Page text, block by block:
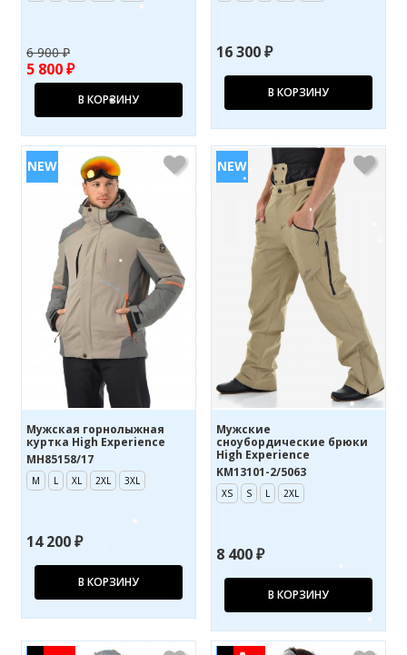
6 900 ₽
5 800 ₽
В КОРЗИНУ
16 300 ₽
В КОРЗИНУ
Мужская горнолыжная
куртка High Experience
MH85158/17
M L XL 2XL 3XL
14 200 ₽
В КОРЗИНУ
Мужские
сноубордические брюки
High Experience
KM13101-2/5063
XS S L 2XL
8 400 ₽
В КОРЗИНУ